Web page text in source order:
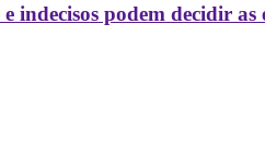
podem decidir as